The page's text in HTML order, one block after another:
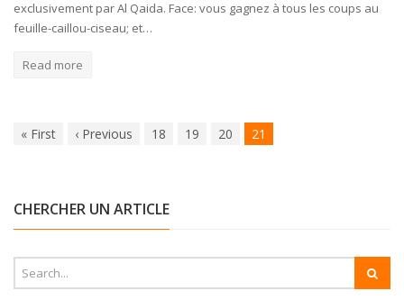
exclusivement par Al Qaida. Face: vous gagnez à tous les coups au
feuille-caillou-ciseau; et…
Read more
« First ‹ Previous 18 19 20 21
CHERCHER UN ARTICLE